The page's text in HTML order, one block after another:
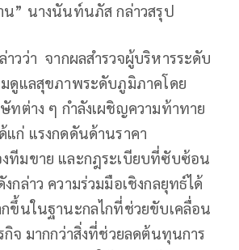
น” นางนันท์นภัส กล่าวสรุป
วว่า จากผลสำรวจผู้บริหารระดับ
ดูแลสุขภาพระดับภูมิภาคโดย
ทต่าง ๆ กำลังเผชิญความท้าทาย
แก่ แรงกดดันด้านราคา
ทีมขาย และกฎระเบียบที่ซับซ้อน
กล่าว ความร่วมมือเชิงกลยุทธ์ได้
ขึ้นในฐานะกลไกที่ช่วยขับเคลื่อน
กิจ มากกว่าสิ่งที่ช่วยลดต้นทุนการ